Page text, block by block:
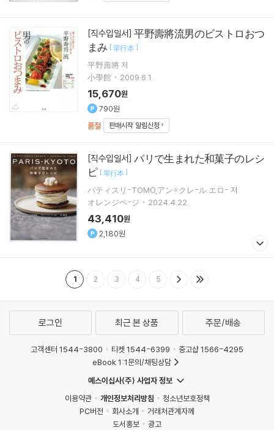
[직수입일서] 平野壽將流男のビストロおつ
まみ [單行本]
平野壽將 저
小學館
2009.6.1.
15,670원
790원
품절
판매시작 알림신청
[직수입일서] パリで生まれた和菓子のレシ
ピ [單行本]
パティスリ-TOMO,アン=クレ-ル.エロ- 저
オレンジペ-ジ
2024.4.22.
43,410원
2,180원
1 2 3 4 5
로그인 최근 본 상품 주문/배송
고객센터 1544-3800 티켓 1544-6399
중고샵 1566-4295
eBook 1:1문의/채팅상담
예스이십사(주) 사업자 정보
이용약관
개인정보처리방침
청소년보호정책
PC버전
회사소개
거래처관계자께
도서홍보
광고